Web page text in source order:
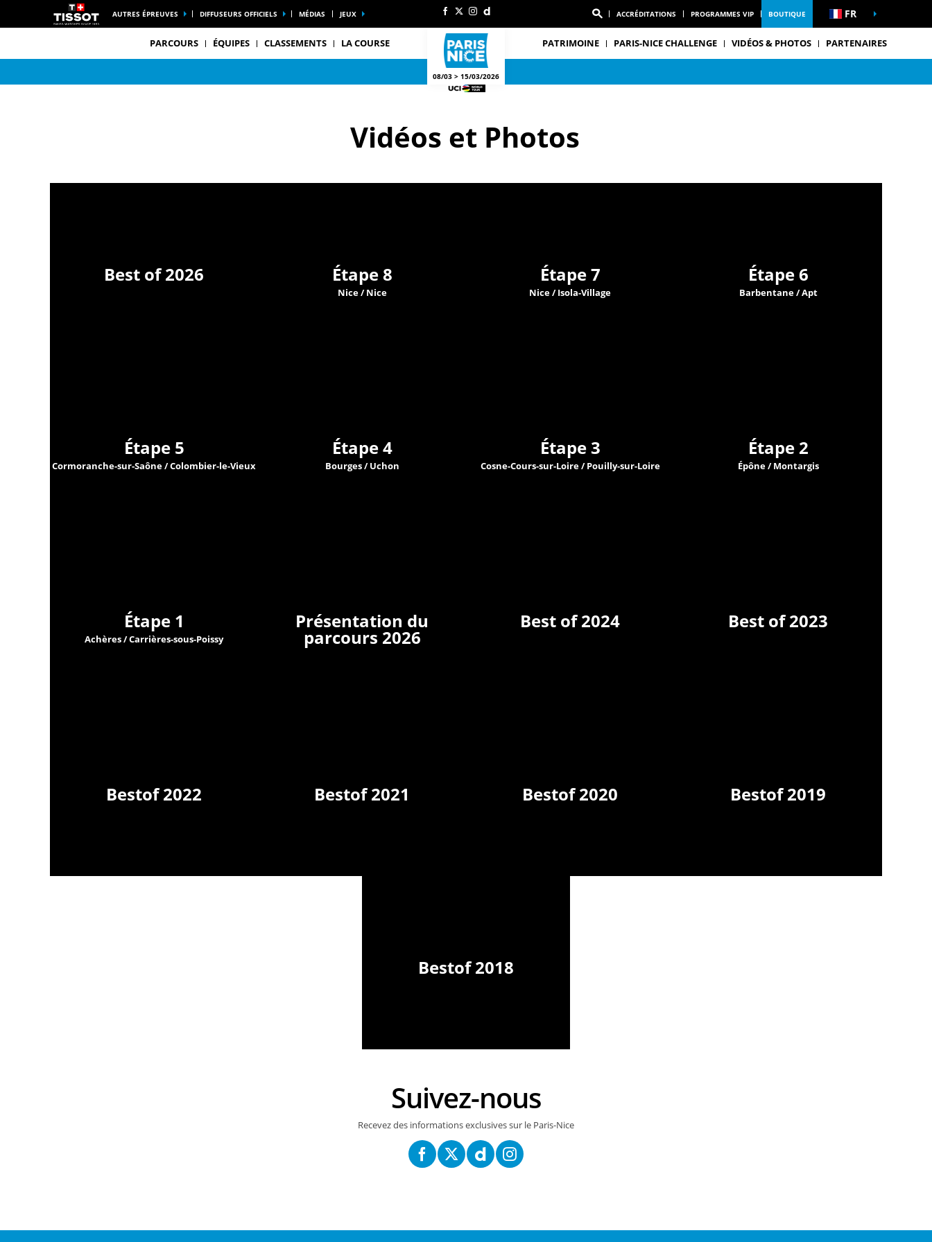
AUTRES ÉPREUVES DIFFUSEURS OFFICIELS MÉDIAS JEUX ACCRÉDITATIONS PROGRAMMES VIP BOUTIQUE FR
PARCOURS ÉQUIPES CLASSEMENTS LA COURSE
08/03 > 15/03/2026
PATRIMOINE PARIS-NICE CHALLENGE VIDÉOS & PHOTOS PARTENAIRES
Vidéos et Photos
Best of 2026 Étape 8
Nice / Nice
Étape 7
Nice / Isola-Village
Étape 6
Barbentane / Apt
Étape 5
Cormoranche-sur-Saône / Colombier-le-Vieux
Étape 4
Bourges / Uchon
Étape 3
Cosne-Cours-sur-Loire / Pouilly-sur-Loire
Étape 2
Épône / Montargis
Étape 1
Achères / Carrières-sous-Poissy
Présentation du
parcours 2026
Best of 2024 Best of 2023
Bestof 2022 Bestof 2021 Bestof 2020 Bestof 2019
Bestof 2018
Suivez-nous
Recevez des informations exclusives sur le Paris-Nice